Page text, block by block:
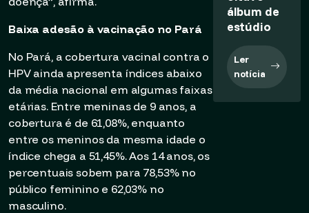
Baixa adesão à vacinação no Pará
No Pará, a cobertura vacinal contra o
HPV ainda apresenta índices abaixo
da média nacional em algumas faixas
etárias. Entre meninas de 9 anos, a
cobertura é de 61,08%, enquanto
entre os meninos da mesma idade o
índice chega a 51,45%. Aos 14 anos, os
percentuais sobem para 78,53% no
público feminino e 62,03% no
masculino.
álbum de
estúdio
Ler
notícia